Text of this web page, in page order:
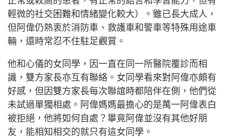
輕微的社交困難和情緒變化較大）。雖已長大成人，
但阿偉仍熱衷於消防車、救護車和警車等特殊用途車
輛，還時常忍不住駐足觀賞。
他和心儀的女同學，因一直在同一所醫院覆診而相
識，雙方家長亦互有聯絡。女同學看來對阿偉亦頗有
好感，但因雙方家長每次聯誼時都陪伴在側，他們從
未試過單獨相處。阿偉媽媽最擔心的是萬一阿偉表白
被拒絕，他將如何自處？畢竟阿偉並沒有其他好朋
友，能相知相交的就只有這女同學。